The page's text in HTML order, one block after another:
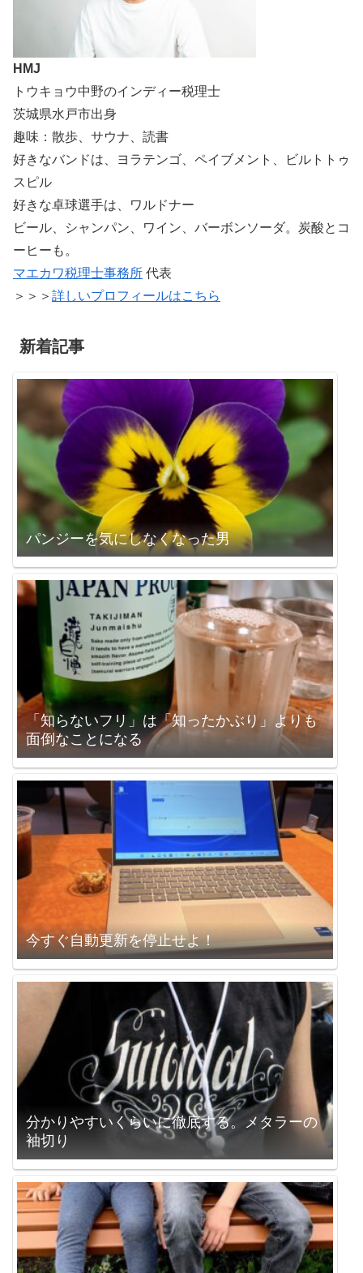
HMJ
トウキョウ中野のインディー税理士
茨城県水戸市出身
趣味：散歩、サウナ、読書
好きなバンドは、ヨラテンゴ、ペイブメント、ビルトトゥ
スピル
好きな卓球選手は、ワルドナー
ビール、シャンパン、ワイン、バーボンソーダ。炭酸とコ
ーヒーも。
マエカワ税理士事務所 代表
＞＞＞ 詳しいプロフィールはこちら
新着記事
パンジーを気にしなくなった男
「知らないフリ」は「知ったかぶり」よりも
面倒なことになる
今すぐ自動更新を停止せよ！
分かりやすいくらいに徹底する。メタラーの
袖切り